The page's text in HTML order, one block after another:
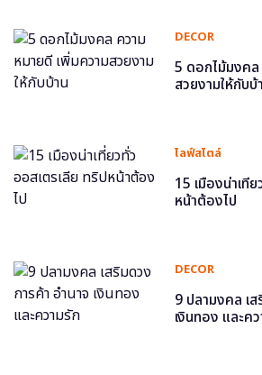
DECOR
5 ดอกไม้มงคล
สวยงามให้กับบ้
ไลฟ์สไตล์
15 เมืองน่าเที่
หน้าต้องไป
DECOR
9 ปลามงคล เ
เงินทอง และค